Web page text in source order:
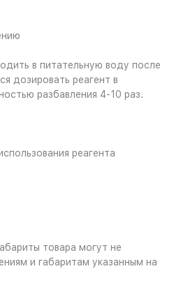
в питательную воду после
дозировать реагент в
разбавления 4-10 раз.
реагента
товара могут не
и габаритам указанным на